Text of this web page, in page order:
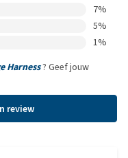
7%
5%
1%
Harness? Geef jouw
review